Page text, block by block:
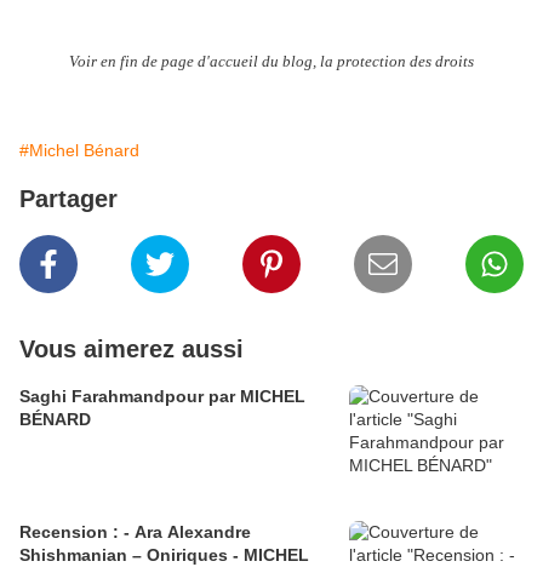
Voir en fin de page d'accueil du blog, la protection des droits
#Michel Bénard
Partager
Vous aimerez aussi
Saghi Farahmandpour par MICHEL
BÉNARD
Recension : - Ara Alexandre
Shishmanian – Oniriques - MICHEL